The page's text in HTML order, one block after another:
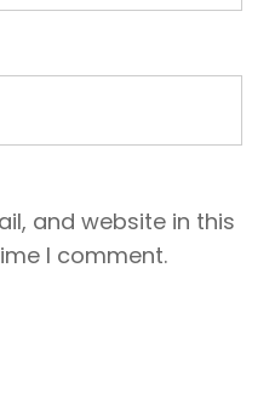
and website in this
I comment.